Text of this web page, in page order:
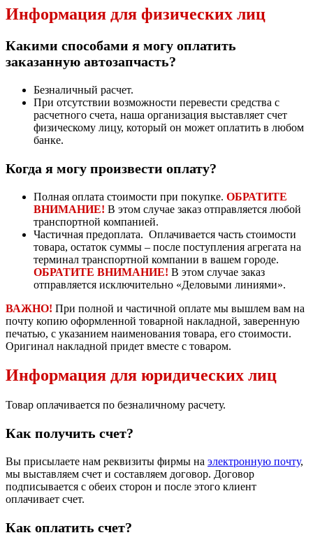
Информация для физических лиц
Какими способами я могу оплатить
заказанную автозапчасть?
Безналичный расчет.
При отсутствии возможности перевести средства с
расчетного счета, наша организация выставляет счет
физическому лицу, который он может оплатить в любом
банке.
Когда я могу произвести оплату?
Полная оплата стоимости при покупке. ОБРАТИТЕ
ВНИМАНИЕ! В этом случае заказ отправляется любой
транспортной компанией.
Частичная предоплата. Оплачивается часть стоимости
товара, остаток суммы – после поступления агрегата на
терминал транспортной компании в вашем городе.
ОБРАТИТЕ ВНИМАНИЕ! В этом случае заказ
отправляется исключительно «Деловыми линиями».
ВАЖНО! При полной и частичной оплате мы вышлем вам на
почту копию оформленной товарной накладной, заверенную
печатью, с указанием наименования товара, его стоимости.
Оригинал накладной придет вместе с товаром.
Информация для юридических лиц
Товар оплачивается по безналичному расчету.
Как получить счет?
Вы присылаете нам реквизиты фирмы на электронную почту,
мы выставляем счет и составляем договор. Договор
подписывается с обеих сторон и после этого клиент
оплачивает счет.
Как оплатить счет?